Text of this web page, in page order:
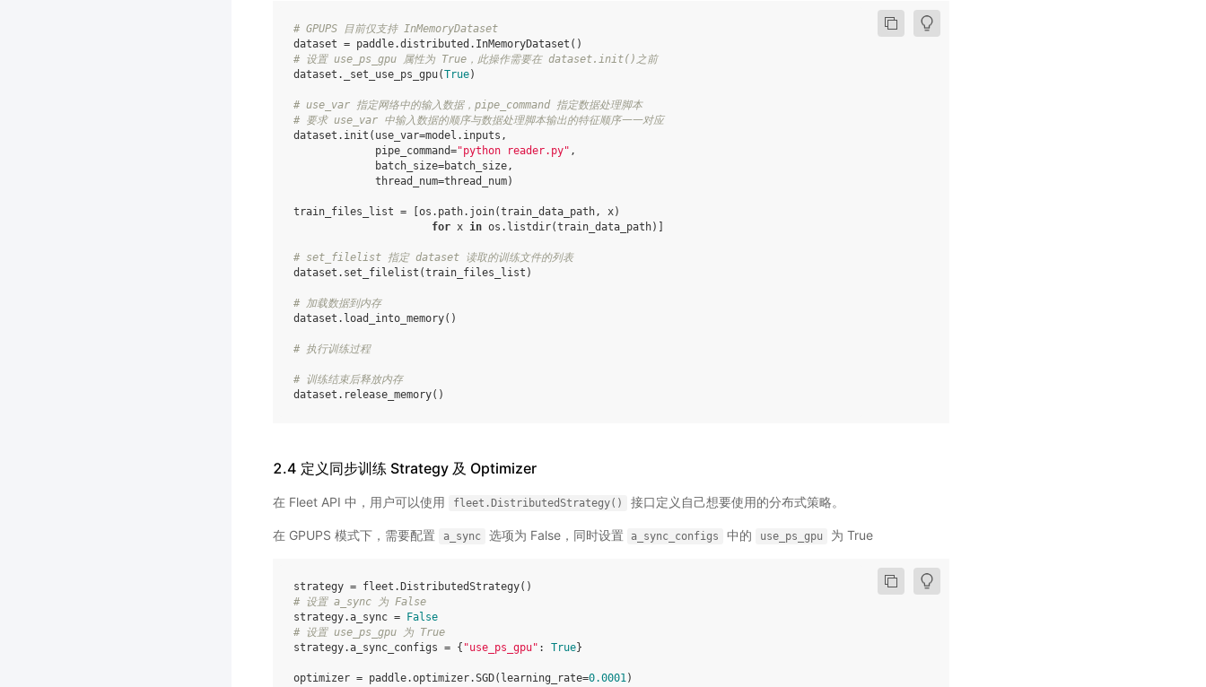
# GPUPS 目前仅支持 InMemoryDataset
dataset = paddle.distributed . InMemoryDataset ()
# 设置 use_ps_gpu 属性为 True，此操作需要在 dataset.init()之前
dataset . _set_use_ps_gpu(True)
# use_var 指定网络中的输入数据，pipe_command 指定数据处理脚本
# 要求 use_var 中输入数据的顺序与数据处理脚本输出的特征顺序一一对应
dataset . init ( use_var=model . inputs ,
pipe_command="python reader.py" ,
batch_size=batch_size,
thread_num=thread_num)
train_files_list = os . path. join(train_data_path, x)
for x in os . listdir(train_data_path)]
# set_filelist 指定 dataset 读取的训练文件的列表
dataset . set_filelist (train_files_list )
# 加载数据到内存
dataset . load_into_memory()
# 执行训练过程
# 训练结束后释放内存
dataset . release_memory()
2.4 定义同步训练 Strategy 及 Optimizer
在 Fleet API 中，用户可以使用 fleet.DistributedStrategy() 接口定义自己想要使用的分布式策略。
在 GPUPS 模式下，需要配置 a_sync 选项为 False，同时设置 a_sync_configs 中的 use_ps_gpu 为 True
strategy = fleet . DistributedStrategy()
# 设置 a_sync 为 False
strategy.a_sync =
False
# 设置 use_ps_gpu 为 True
strategy.a_sync_configs = { "use_ps_gpu" : True}
optimizer = paddle.optimizer.SGD( learning_rate=0.0001)